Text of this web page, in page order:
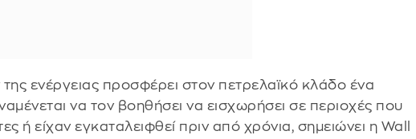
ενέργειας προσφέρει στον πετρελαϊκό κλάδο ένα
να τον βοηθήσει να εισχωρήσει σε περιοχές που
ή είχαν εγκαταλειφθεί πριν από χρόνια, σημειώνει η Wall